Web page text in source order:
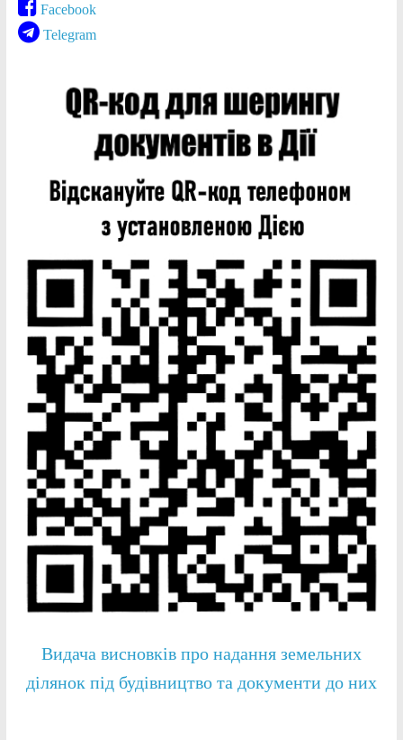
Facebook
Telegram
Видача висновків про надання земельних
ділянок під будівництво та документи до них